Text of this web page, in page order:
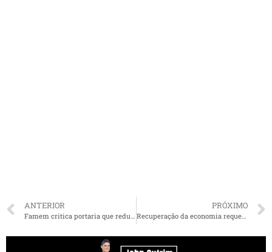
ANTERIOR PRÓXIMO
Recuperação da economia requer ações estratégicas alinhadas, afirma secretário Simplício Araújo